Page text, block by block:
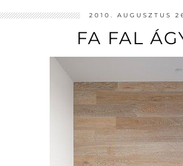
2010. AUGUSZTUS
FA FAL